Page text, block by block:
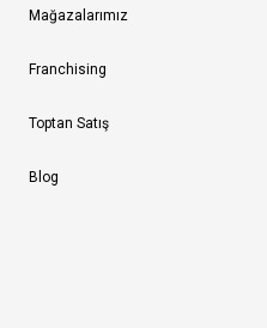
Mağazalarımız
Franchising
Toptan Satış
Blog